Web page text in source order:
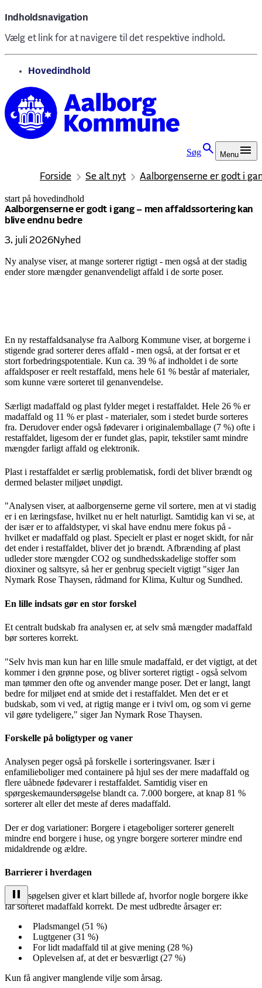
Indholdsnavigation
Vælg et link for at navigere til det respektive indhold.
gå til
Hovedindhold
Søg Menu
Forside Se alt nyt Aalborgenserne er godt i
start på hovedindhold
Aalborgenserne er godt i gang – men affaldssortering kan
blive endnu bedre
3. juli 2026Nyhed
senest opdateret 3. juli 2026
Ny analyse viser, at mange sorterer rigtigt - men også at der stadig
ender store mængder genanvendeligt affald i de sorte poser.
En ny restaffaldsanalyse fra Aalborg Kommune viser, at borgerne i
stigende grad sorterer deres affald - men også, at der fortsat er et
stort forbedringspotentiale. Kun ca. 39 % af indholdet i de sorte
affaldsposer er reelt restaffald, mens hele 61 % består af materialer,
som kunne være sorteret til genanvendelse.
Særligt madaffald og plast fylder meget i restaffaldet. Hele 26 % er
madaffald og 11 % er plast - materialer, som i stedet burde sorteres
fra. Derudover ender også fødevarer i originalemballage (7 %) ofte i
restaffaldet, ligesom der er fundet glas, papir, tekstiler samt mindre
mængder farligt affald og elektronik.
Plast i restaffaldet er særlig problematisk, fordi det bliver brændt og
dermed belaster miljøet unødigt.
"Analysen viser, at aalborgenserne gerne vil sortere, men at vi stadig
er i en læringsfase, hvilket nu er helt naturligt. Samtidig kan vi se, at
der især er to affaldstyper, vi skal have endnu mere fokus på -
hvilket er madaffald og plast. Specielt er plast er noget skidt, for når
det ender i restaffaldet, bliver det jo brændt. Afbrænding af plast
udleder store mængder CO2 og sundhedsskadelige stoffer som
dioxiner og saltsyre, så her er genbrug specielt vigtigt "siger Jan
Nymark Rose Thaysen, rådmand for Klima, Kultur og Sundhed.
En lille indsats gør en stor forskel
Et centralt budskab fra analysen er, at selv små mængder madaffald
bør sorteres korrekt.
"Selv hvis man kun har en lille smule madaffald, er det vigtigt, at det
kommer i den grønne pose, og bliver sorteret rigtigt - også selvom
man tømmer den ofte og anvender mange poser. Det er langt, langt
bedre for miljøet end at smide det i restaffaldet. Men det er et
budskab, som vi ved, at rigtig mange er i tvivl om, og som vi gerne
vil gøre tydeligere," siger Jan Nymark Rose Thaysen.
Forskelle på boligtyper og vaner
Analysen peger også på forskelle i sorteringsvaner. Især i
enfamilieboliger med containere på hjul ses der mere madaffald og
flere uåbnede fødevarer i restaffaldet. Samtidig viser en
spørgeskemaundersøgelse blandt ca. 7.000 borgere, at knap 81 %
sorterer alt eller det meste af deres madaffald.
Der er dog variationer: Borgere i etageboliger sorterer generelt
mindre end borgere i huse, og yngre borgere sorterer mindre end
midaldrende og ældre.
Barrierer i hverdagen
Undersøgelsen giver et klart billede af, hvorfor nogle borgere ikke
får sorteret madaffald korrekt. De mest udbredte årsager er:
Pladsmangel (51 %)
Lugtgener (31 %)
For lidt madaffald til at give mening (28 %)
Oplevelsen af, at det er besværligt (27 %)
Kun få angiver manglende vilje som årsag.